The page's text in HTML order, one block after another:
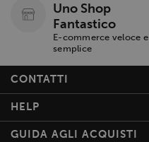
Uno Shop
Fantastico
E-commerce veloce e
semplice
CONTATTI
HELP
GUIDA AGLI ACQUISTI